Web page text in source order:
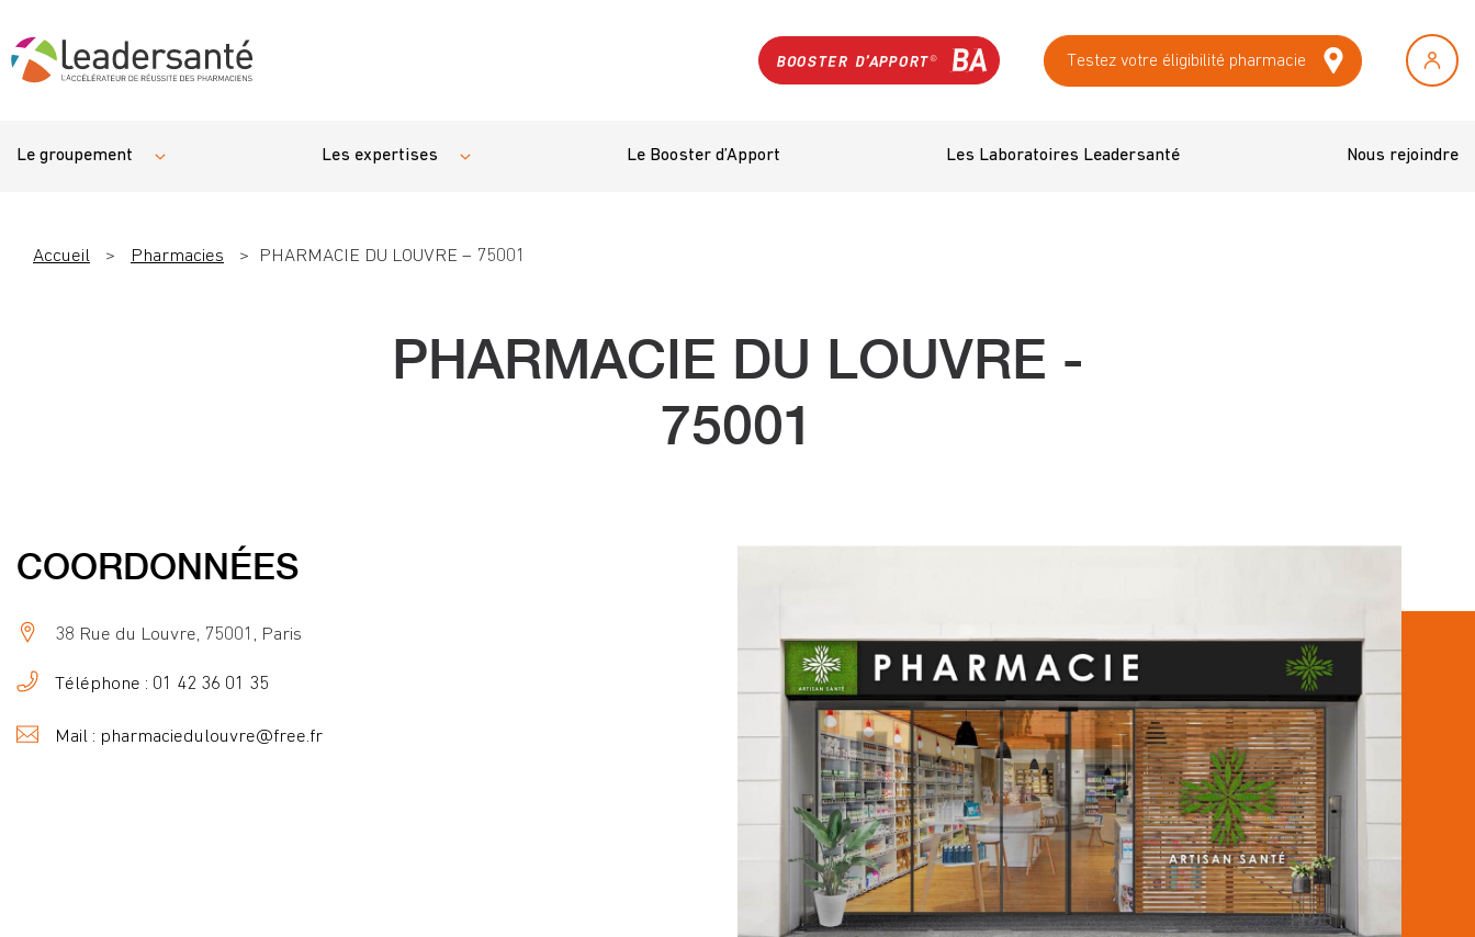
Testez votre éligibilité pharmacie
Le groupement Les expertises Le Booster d’Apport Les Laboratoires Leadersanté Nous rejoindre
Accueil > Pharmacies > PHARMACIE DU LOUVRE – 75001
PHARMACIE DU LOUVRE -
75001
COORDONNÉES
38 Rue du Louvre, 75001, Paris
Téléphone : 01 42 36 01 35
Mail : pharmaciedulouvre@free.fr